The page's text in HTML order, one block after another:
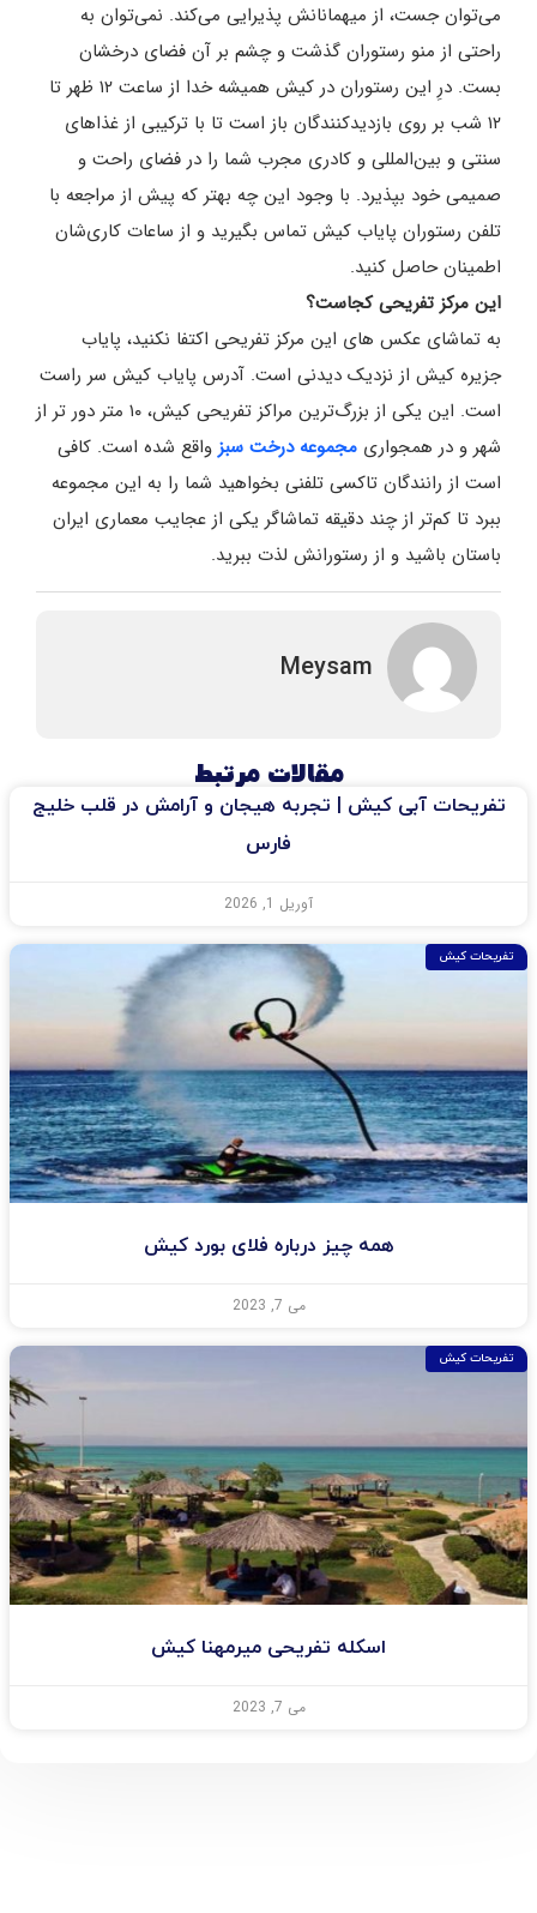
می‌‌توان جست، از میهمانانش پذیرایی می‌کند. نمی‌توان به
راحتی از منو رستوران گذشت و چشم بر آن فضای درخشان
بست. درِ این رستوران در کیش همیشه خدا از ساعت ۱۲ ظهر تا
۱۲ شب بر روی بازدیدکنندگان باز است تا با ترکیبی از غذاهای
سنتی و بین‌المللی و کادری مجرب شما را در فضای راحت و
صمیمی خود بپذیرد. با وجود این چه بهتر که پیش از مراجعه با
تلفن رستوران پایاب کیش تماس بگیرید و از ساعات کاری‌شان
اطمینان حاصل کنید.
این مرکز تفریحی کجاست؟
به تماشای عکس‌ های این مرکز تفریحی اکتفا نکنید، پایاب
جزیره کیش از نزدیک دیدنی است. آدرس پایاب کیش سر راست
است. این یکی از بزرگ‌ترین مراکز تفریحی کیش، ۱۰ متر دور تر از
شهر و در همجواری مجموعه درخت سبزواقع شده است. کافی
است از رانندگان تاکسی تلفنی بخواهید شما را به این مجموعه
ببرد تا کم‌تر از چند دقیقه تماشاگر یکی از عجایب معماری ایران
باستان باشید و از رستورانش لذت ببرید.
Meysam
مقالات مرتبط
تفریحات آبی کیش | تجربه هیجان و آرامش در قلب خلیج
فارس
آوریل 1, 2026
تفریحات کیش
همه چیز درباره فلای بورد کیش
می 7, 2023
تفریحات کیش
اسکله تفریحی میرمهنا کیش
می 7, 2023